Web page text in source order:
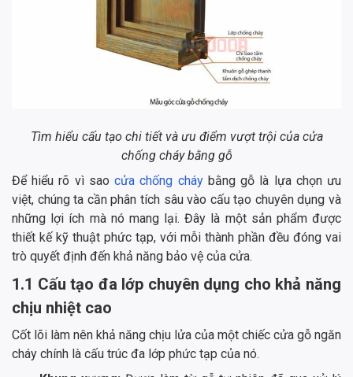
Tìm hiểu cấu tạo chi tiết và ưu điểm vượt trội của cửa
chống cháy bằng gỗ
Để hiểu rõ vì saocửa chống cháybằng gỗ là lựa chọn ưu
việt, chúng ta cần phân tích sâu vào cấu tạo chuyên dụng và
những lợi ích mà nó mang lại. Đây là một sản phẩm được
thiết kế kỹ thuật phức tạp, với mỗi thành phần đều đóng vai
trò quyết định đến khả năng bảo vệ của cửa.
1.1 Cấu tạo đa lớp chuyên dụng cho khả năng
chịu nhiệt cao
Cốt lõi làm nên khả năng chịu lửa của một chiếc cửa gỗ ngăn
cháy chính là cấu trúc đa lớp phức tạp của nó.